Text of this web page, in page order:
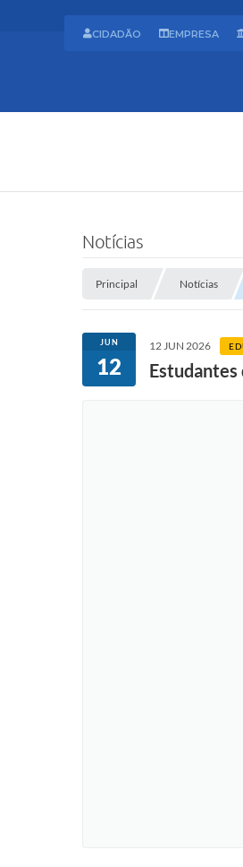
CIDADÃO EMPRESA
Notícias
Principal Notícias
JUN
12
12 JUN 2026
Estudantes